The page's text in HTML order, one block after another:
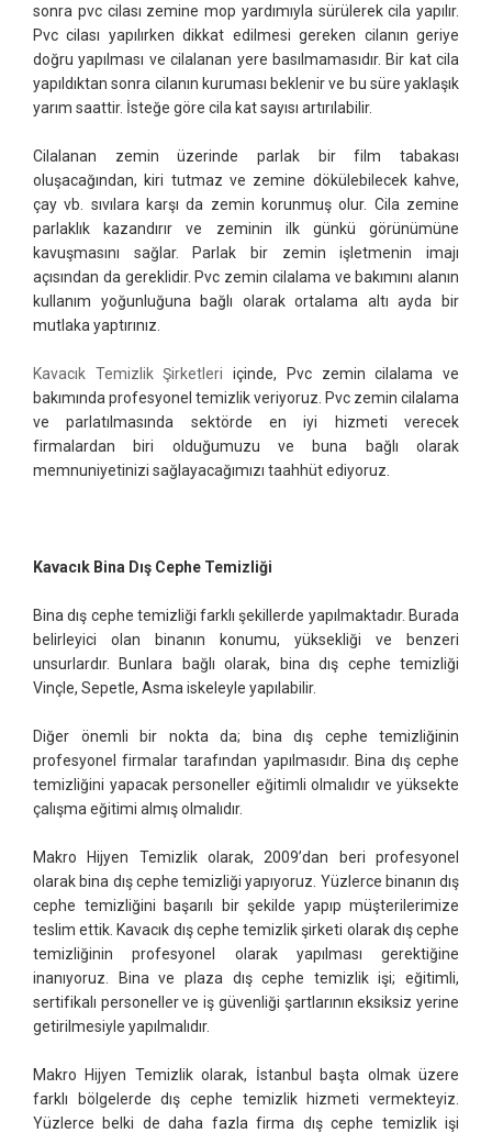
sonra pvc cilası zemine mop yardımıyla sürülerek cila yapılır.
Pvc cilası yapılırken dikkat edilmesi gereken cilanın geriye
doğru yapılması ve cilalanan yere basılmamasıdır. Bir kat cila
yapıldıktan sonra cilanın kuruması beklenir ve bu süre yaklaşık
yarım saattir. İsteğe göre cila kat sayısı artırılabilir.
Cilalanan zemin üzerinde parlak bir film tabakası
oluşacağından, kiri tutmaz ve zemine dökülebilecek kahve,
çay vb. sıvılara karşı da zemin korunmuş olur. Cila zemine
parlaklık kazandırır ve zeminin ilk günkü görünümüne
kavuşmasını sağlar. Parlak bir zemin işletmenin imajı
açısından da gereklidir. Pvc zemin cilalama ve bakımını alanın
kullanım yoğunluğuna bağlı olarak ortalama altı ayda bir
mutlaka yaptırınız.
Kavacık Temizlik Şirketleri içinde, Pvc zemin cilalama ve
bakımında profesyonel temizlik veriyoruz. Pvc zemin cilalama
ve parlatılmasında sektörde en iyi hizmeti verecek
firmalardan biri olduğumuzu ve buna bağlı olarak
memnuniyetinizi sağlayacağımızı taahhüt ediyoruz.
Kavacık Bina Dış Cephe Temizliği
Bina dış cephe temizliği farklı şekillerde yapılmaktadır. Burada
belirleyici olan binanın konumu, yüksekliği ve benzeri
unsurlardır. Bunlara bağlı olarak, bina dış cephe temizliği
Vinçle, Sepetle, Asma iskeleyle yapılabilir.
Diğer önemli bir nokta da; bina dış cephe temizliğinin
profesyonel firmalar tarafından yapılmasıdır. Bina dış cephe
temizliğini yapacak personeller eğitimli olmalıdır ve yüksekte
çalışma eğitimi almış olmalıdır.
Makro Hijyen Temizlik olarak, 2009’dan beri profesyonel
olarak bina dış cephe temizliği yapıyoruz. Yüzlerce binanın dış
cephe temizliğini başarılı bir şekilde yapıp müşterilerimize
teslim ettik. Kavacık dış cephe temizlik şirketi olarak dış cephe
temizliğinin profesyonel olarak yapılması gerektiğine
inanıyoruz. Bina ve plaza dış cephe temizlik işi; eğitimli,
sertifikalı personeller ve iş güvenliği şartlarının eksiksiz yerine
getirilmesiyle yapılmalıdır.
Makro Hijyen Temizlik olarak, İstanbul başta olmak üzere
farklı bölgelerde dış cephe temizlik hizmeti vermekteyiz.
Yüzlerce belki de daha fazla firma dış cephe temizlik işi